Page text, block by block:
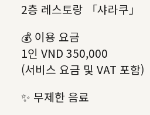
2층 레스토랑 「샤라쿠」
💰 이용 요금
1인 VND 350,000
(서비스 요금 및 VAT 포함)
✨ 무제한 음료